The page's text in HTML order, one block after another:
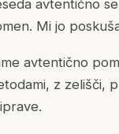
avtentično
Mi jo
avtentično
z zelišči,